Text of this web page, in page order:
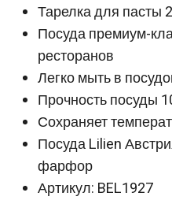
Тарелка для пасты
Посуда премиум-
ресторанов
Легко мыть в
Прочность посуды
Сохраняет
Посуда Lilien
фарфор
Артикул: BEL1927